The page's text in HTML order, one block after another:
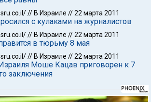
// В Израиле //22 марта 2011
с кулаками на журналистов
// В Израиле //22 марта 2011
в тюрьму 8 мая
// В Израиле //22 марта 2011
Моше Кацав приговорен к 7
заключения